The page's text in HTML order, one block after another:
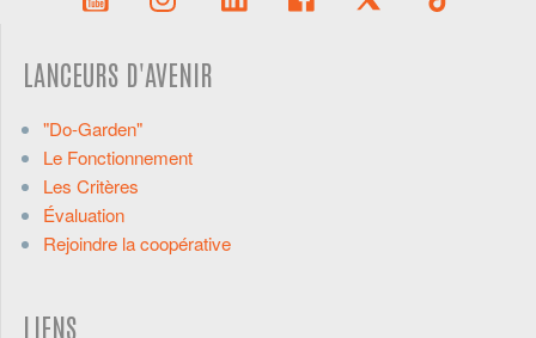
LANCEURS D'AVENIR
"Do-Garden"
Le Fonctionnement
Les Critères
Évaluation
Rejoindre la coopérative
LIENS